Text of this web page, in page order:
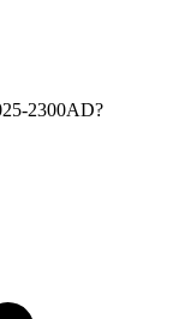
2300AD?